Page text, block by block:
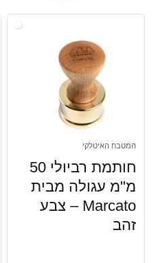
המטבח האיטלקי
חותמת רביולי 50
מ"מ עגולה מבית
Marcato – צבע
זהב